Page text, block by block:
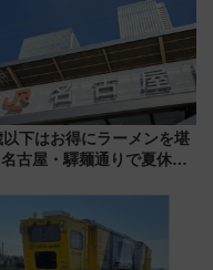
川の旅！YouTubeが公開
下はお得にラーメンを堪
古屋・驛麺通りで夏休み